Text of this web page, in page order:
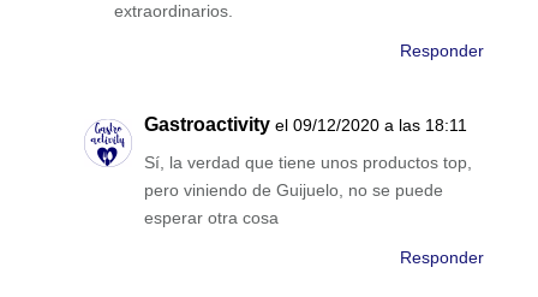
extraordinarios.
Responder
Gastroactivity el 09/12/2020 a las 18:11
Sí, la verdad que tiene unos productos top,
pero viniendo de Guijuelo, no se puede
esperar otra cosa
Responder